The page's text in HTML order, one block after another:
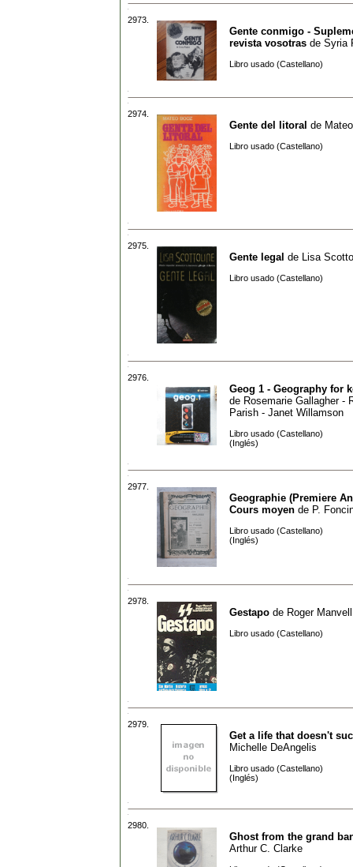
2973.
Gente conmigo -
revista vosotras de Syria
Libro usado (Castellano)
2974.
Gente del litoral de
Libro usado (Castellano)
2975.
Gente legal de Lisa
Libro usado (Castellano)
2976.
Geog 1 - Geography for
de Rosemarie Gallagher -
Parish - Janet Willamson
Libro usado (Castellano)
(Inglés)
2977.
Geographie (Premiere
Cours moyen de P.
Libro usado (Castellano)
(Inglés)
2978.
Gestapo de Roger Manvell
Libro usado (Castellano)
2979.
Get a life that doesn't
Michelle DeAngelis
Libro usado (Castellano)
(Inglés)
2980.
Ghost from the grand
Arthur C. Clarke